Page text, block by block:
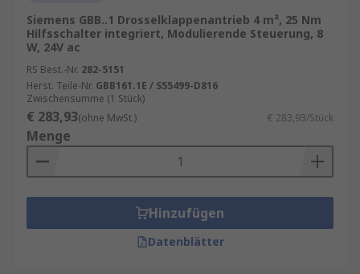
Siemens GBB..1 Drosselklappenantrieb 4 m², 25 Nm
Hilfsschalter integriert, Modulierende Steuerung, 8
W, 24V ac
RS Best.-Nr. 282-5151
Herst. Teile-Nr. GBB161.1E / S55499-D816
Zwischensumme (1 Stück)
€ 283,93(ohne MwSt.) € 283,93/Stück
Menge
Hinzufügen
Datenblätter